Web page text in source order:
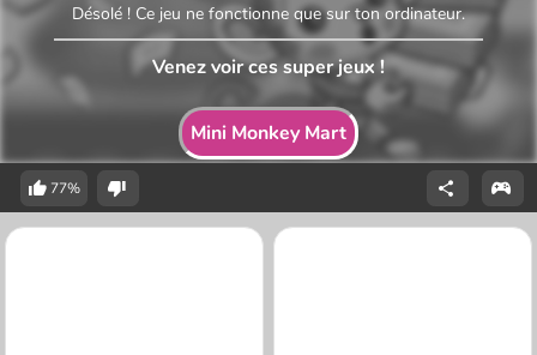
Mini Monkey Mart
Désolé ! Ce jeu ne fonctionne que sur ton ordinateur.
Venez voir ces super jeux !
77%